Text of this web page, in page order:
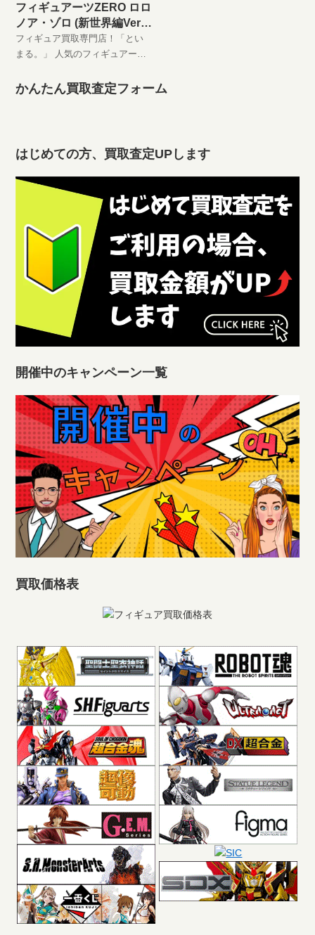
フィギュアーツZERO ロロ
ノア・ゾロ (新世界編Ver.)
の買取価格
フィギュア買取専門店！「とい
まる。」 人気のフィギュアーツ
Ver.)高価買取します！ 完全無料
かんたん買取査定フォーム
はじめての方、買取査定UPします
開催中のキャンペーン一覧
買取価格表